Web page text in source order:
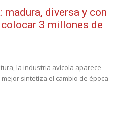
madura, diversa y con
3 millones de
la industria avícola aparece
sintetiza el cambio de época